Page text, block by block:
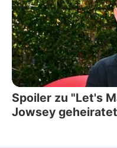
Spoiler zu "Let's
Jowsey